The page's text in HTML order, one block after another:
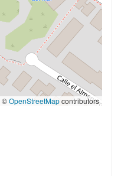
©OpenStreetMapcontributors